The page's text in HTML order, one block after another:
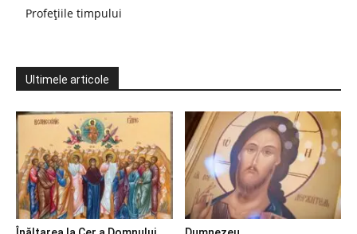
Profețiile timpului
Ultimele articole